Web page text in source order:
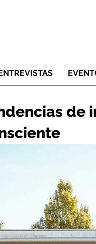
ENTREVISTAS
de